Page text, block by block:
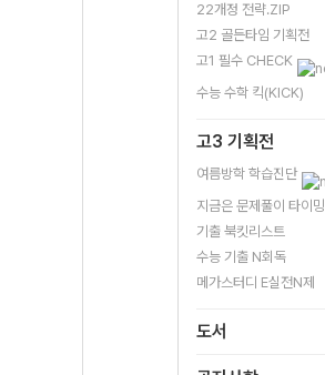
22개정 전략.ZIP
고2 골든타임 기획전
고1 필수 CHECK
수능 수학 킥(KICK)
고3 기획전
여름방학 학습진단
지금은 문제풀이 타이밍
기출 북킷리스트
수능 기출 N회독
메가스터디 E실전N제
도서